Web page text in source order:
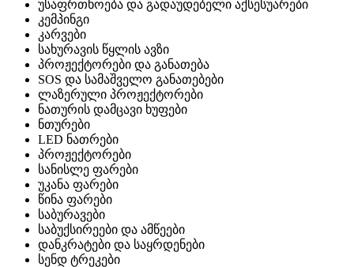
უსაფრთხოება და გადაუდებელი აქსესუარები
კემპინგი
კარვები
სახურავის წყლის ავზი
პროჟექტორები და განათება
SOS და სამაშველო განათებები
ლაზერული პროჟექტორები
ნათურის დამცავი ხუფები
ნთურები
LED ნათრები
პროჟექტორები
სანისლე ფარები
უკანა ფარები
წინა ფარები
საბურავები
საბუქსირეები და ამწეები
დანკრატები და საყრდენები
სენდ ტრეკები